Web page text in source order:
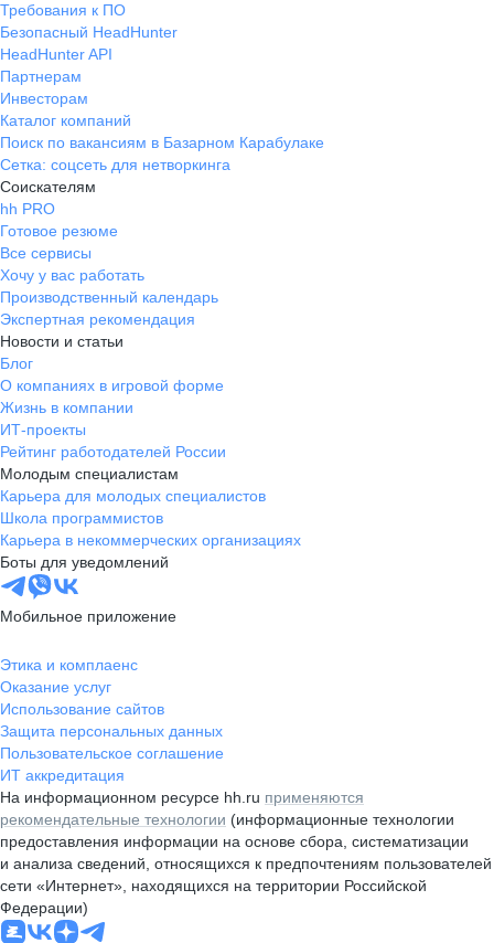
Требования к ПО
Безопасный HeadHunter
HeadHunter API
Партнерам
Инвесторам
Каталог компаний
Поиск по вакансиям в Базарном Карабулаке
Сетка: соцсеть для нетворкинга
Соискателям
hh PRO
Готовое резюме
Все сервисы
Хочу у вас работать
Производственный календарь
Экспертная рекомендация
Новости и статьи
Блог
О компаниях в игровой форме
Жизнь в компании
ИТ-проекты
Рейтинг работодателей России
Молодым специалистам
Карьера для молодых специалистов
Школа программистов
Карьера в некоммерческих организациях
Боты для уведомлений
Мобильное приложение
Этика и комплаенс
Оказание услуг
Использование сайтов
Защита персональных данных
Пользовательское соглашение
ИТ аккредитация
На информационном ресурсе hh.ru применяются
рекомендательные технологии (информационные технологии
предоставления информации на основе сбора, систематизации
и анализа сведений, относящихся к предпочтениям пользователей
сети «Интернет», находящихся на территории Российской
Федерации)